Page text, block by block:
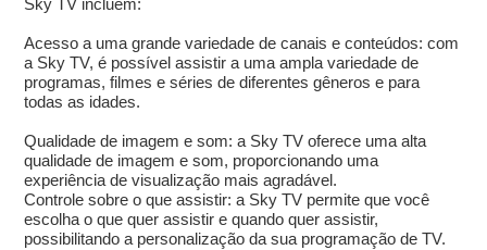
Sky TV incluem:
Acesso a uma grande variedade de canais e conteúdos: com
a Sky TV, é possível assistir a uma ampla variedade de
programas, filmes e séries de diferentes gêneros e para
todas as idades.
Qualidade de imagem e som: a Sky TV oferece uma alta
qualidade de imagem e som, proporcionando uma
experiência de visualização mais agradável.
Controle sobre o que assistir: a Sky TV permite que você
escolha o que quer assistir e quando quer assistir,
possibilitando a personalização da sua programação de TV.